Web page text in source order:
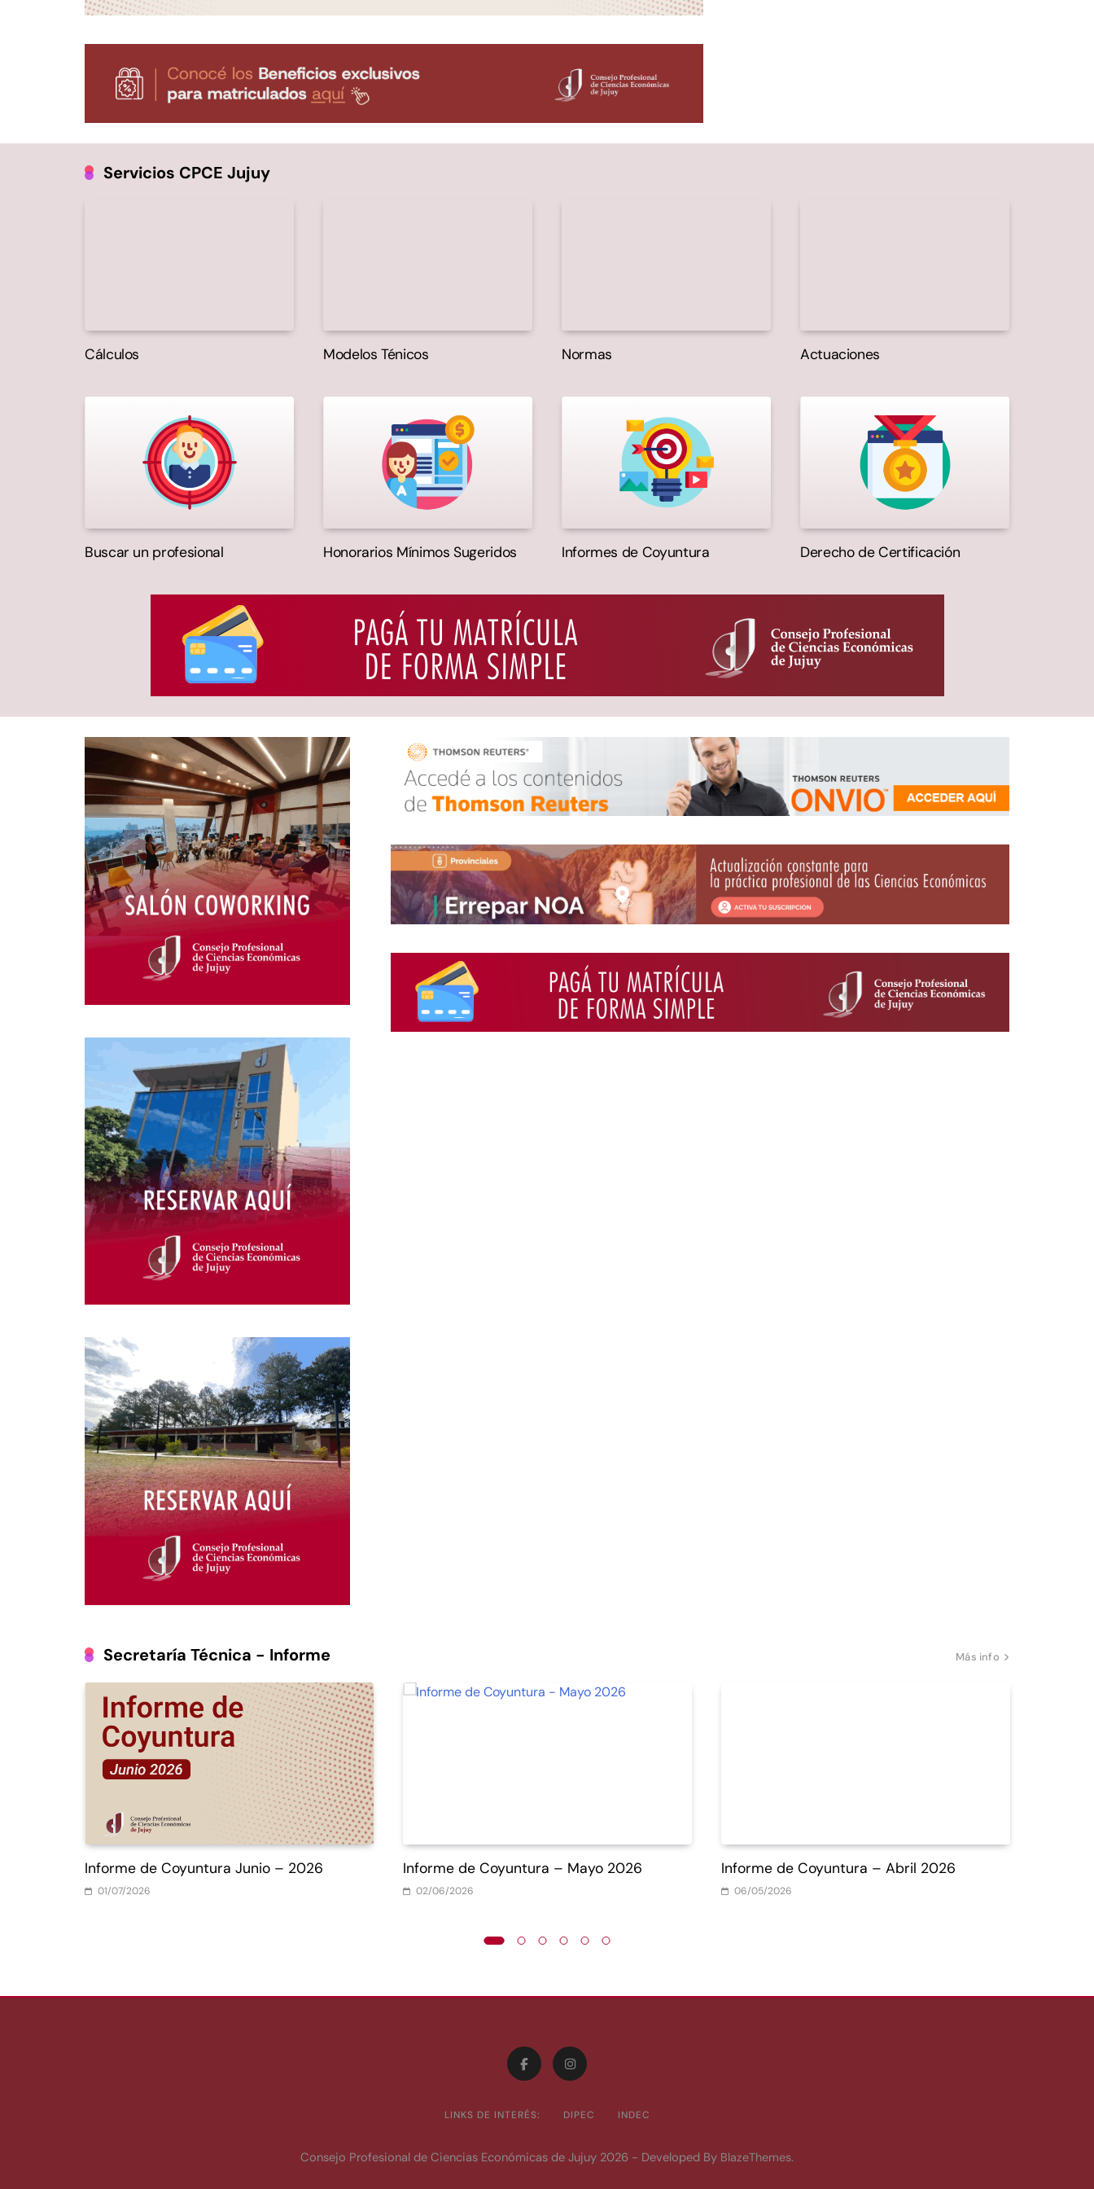
Servicios CPCE Jujuy
Cálculos Modelos Ténicos Normas Actuaciones
Buscar un profesional Honorarios Mínimos Sugeridos Informes de Coyuntura Derecho de Certificación
Más info
Secretaría Técnica - Informe
Informe de Coyuntura Junio – 2026
01/07/2026
Informe de Coyuntura – Mayo 2026
02/06/2026
Informe de Coyuntura – Abril 2026
06/05/2026
LINKS DE INTERÉS: DIPEC INDEC
Consejo Profesional de Ciencias Económicas de Jujuy 2026 - Developed By BlazeThemes.